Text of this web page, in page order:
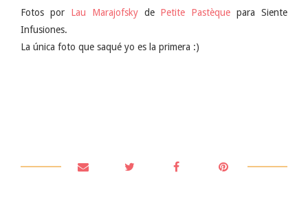
Fotos por Lau Marajofskyde Petite Pastèque para Siente
Infusiones.
La única foto que saqué yo es la primera :)